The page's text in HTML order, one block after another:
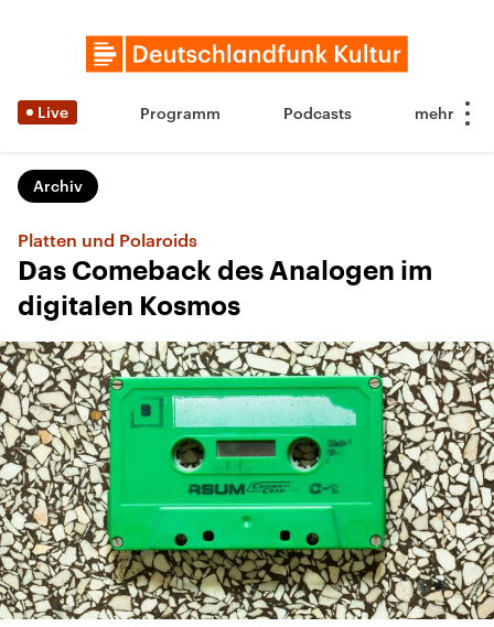
Live Programm Podcasts
Archiv
Platten und Polaroids
Das Comeback des Analogen im
digitalen Kosmos